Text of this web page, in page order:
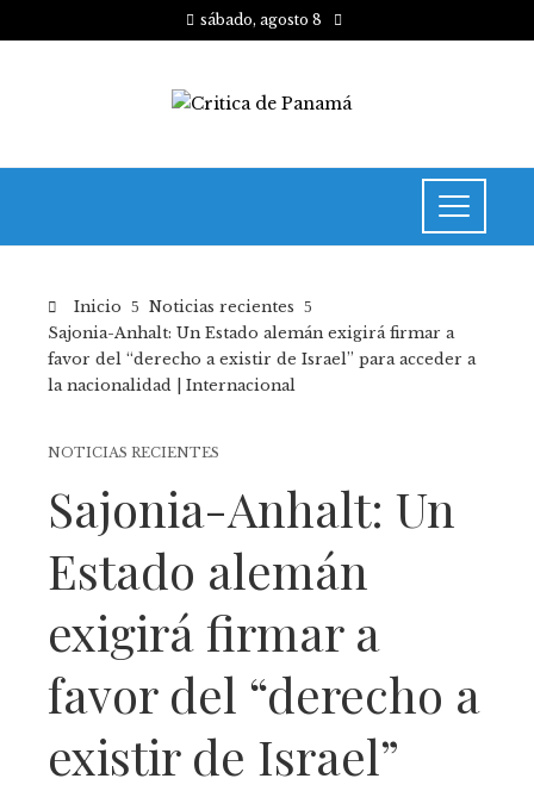
sábado, agosto 8
Inicio
Noticias recientes
Sajonia-Anhalt: Un Estado alemán exigirá firmar a
favor del “derecho a existir de Israel” para acceder a
la nacionalidad | Internacional
NOTICIAS RECIENTES
Sajonia-Anhalt: Un
Estado alemán
exigirá firmar a
favor del “derecho a
existir de Israel”